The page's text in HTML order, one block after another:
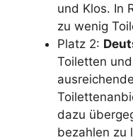
und Klos. In
zu wenig
Platz 2:
Toiletten
dazu
bezahlen zu